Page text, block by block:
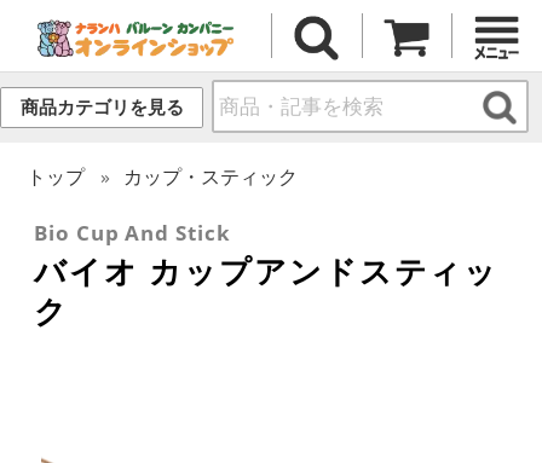
商品カテゴリを見る
トップ カップ・スティック
Bio Cup And Stick
バイオ カップアンドスティッ
ク